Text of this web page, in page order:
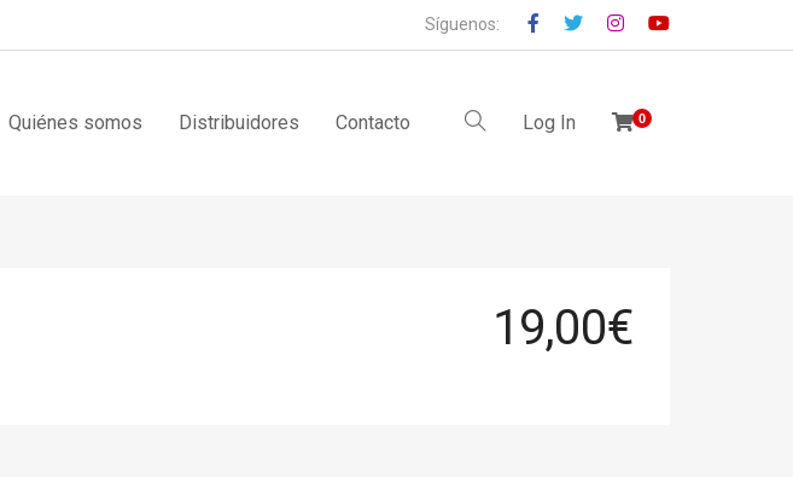
Síguenos:
Quiénes somos Distribuidores Contacto Log In 0
19,00€